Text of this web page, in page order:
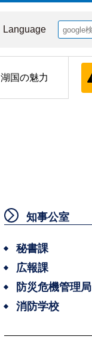
Language
湖国の魅力
知事公室
秘書課
広報課
防災危機管理局
消防学校